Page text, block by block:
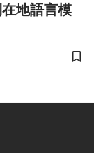
地語言模
儲